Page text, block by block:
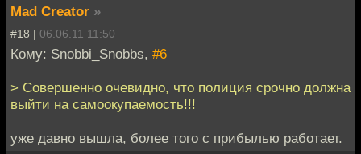
Mad Creator »
#18 | 06.06.11 11:50
Кому: Snobbi_Snobbs, #6
> Совершенно очевидно, что полиция срочно должна
выйти на самоокупаемость!!!
уже давно вышла, более того с прибылью работает.